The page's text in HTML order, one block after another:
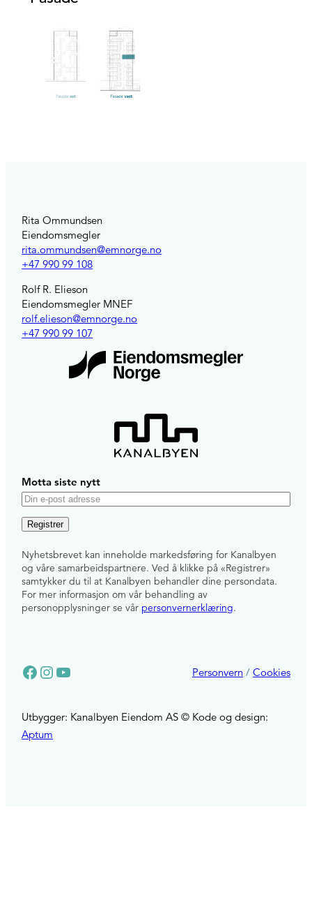
Rita Ommundsen
Eiendomsmegler
rita.ommundsen@emnorge.no
+47 990 99 108
Rolf R. Elieson
Eiendomsmegler MNEF
rolf.elieson@emnorge.no
+47 990 99 107
Motta siste nytt
E
-
o
s
t
Nyhetsbrevet kan inneholde markedsføring for Kanalbyen
og våre samarbeidspartnere. Ved å klikke på «Registrer»
samtykker du til at Kanalbyen behandler dine persondata.
For mer informasjon om vår behandling av
personopplysninger se vår personvernerklæring.
Facebook
Instagram
YouTube Personvern/ Cookies
Utbygger: Kanalbyen Eiendom AS © Kode og design:
Aptum